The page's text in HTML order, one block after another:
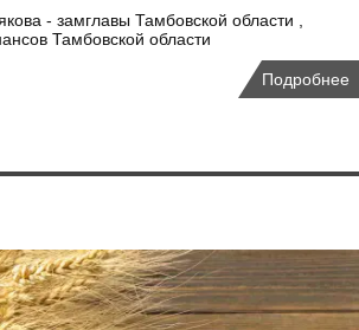
- замглавы Тамбовской области ,
Тамбовской области
Подробнее